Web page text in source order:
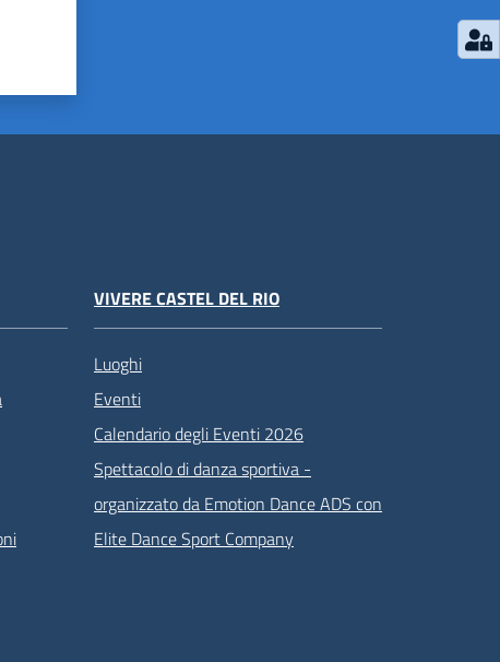
VIVERE CASTEL DEL RIO
Luoghi
Eventi
Calendario degli Eventi 2026
Spettacolo di danza sportiva -
organizzato da Emotion Dance ADS con
Elite Dance Sport Company